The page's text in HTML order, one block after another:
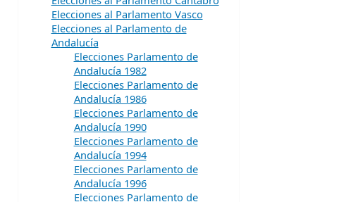
Elecciones al Parlamento Vasco
Elecciones al Parlamento de
Andalucía
Elecciones Parlamento de
Andalucía 1982
Elecciones Parlamento de
Andalucía 1986
Elecciones Parlamento de
Andalucía 1990
Elecciones Parlamento de
Andalucía 1994
Elecciones Parlamento de
Andalucía 1996
Elecciones Parlamento de